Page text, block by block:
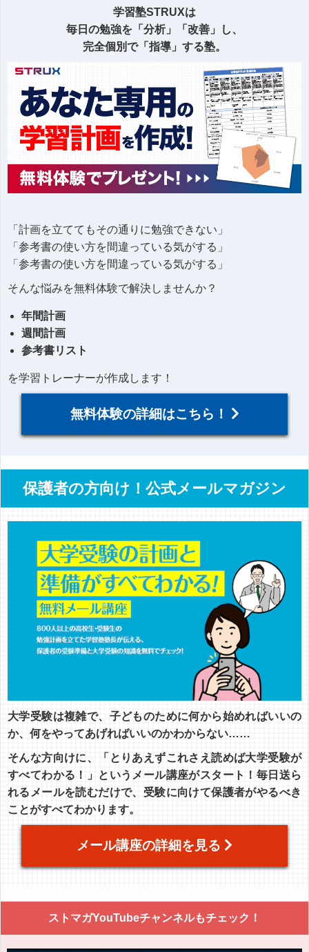
学習塾STRUXは
毎日の勉強を「分析」「改善」し、
完全個別で「指導」する塾。
「計画を立ててもその通りに勉強できない」
「参考書の使い方を間違っている気がする」
「参考書の使い方を間違っている気がする」
そんな悩みを無料体験で解決しませんか？
年間計画
週間計画
参考書リスト
を学習トレーナーが作成します！
無料体験の詳細はこちら！
保護者の方向け！公式メールマガジン
大学受験は複雑で、子どものために何から始めればいいの
か、何をやってあげればいいのかわからない……
そんな方向けに、「とりあえずこれさえ読めば大学受験が
すべてわかる！」というメール講座がスタート！毎日送ら
れるメールを読むだけで、受験に向けて保護者がやるべき
ことがすべてわかります。
メール講座の詳細を見る
ストマガYouTubeチャンネルもチェック！